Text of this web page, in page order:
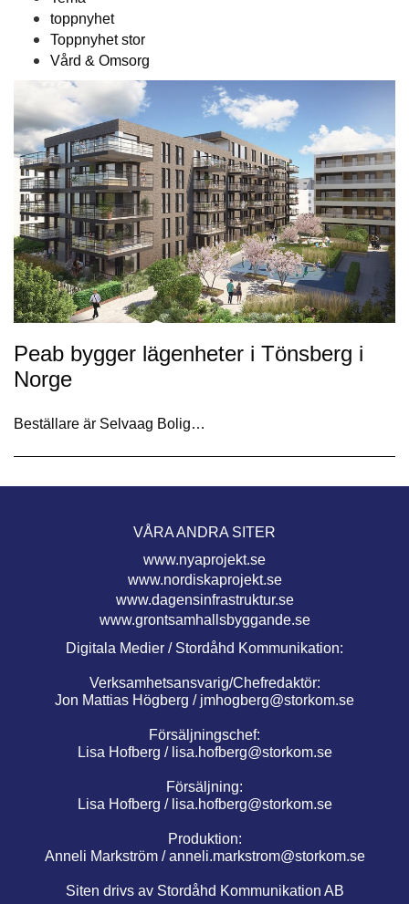
toppnyhet
Toppnyhet stor
Vård & Omsorg
Peab bygger lägenheter i Tönsberg i
Norge
Beställare är Selvaag Bolig…
VÅRA ANDRA SITER
www.nyaprojekt.se
www.nordiskaprojekt.se
www.dagensinfrastruktur.se
www.grontsamhallsbyggande.se
Digitala Medier / Stordåhd Kommunikation:
Verksamhetsansvarig/Chefredaktör:
Jon Mattias Högberg / jmhogberg@storkom.se
Försäljningschef:
Lisa Hofberg / lisa.hofberg@storkom.se
Försäljning:
Lisa Hofberg / lisa.hofberg@storkom.se
Produktion:
Anneli Markström / anneli.markstrom@storkom.se
Siten drivs av Stordåhd Kommunikation AB